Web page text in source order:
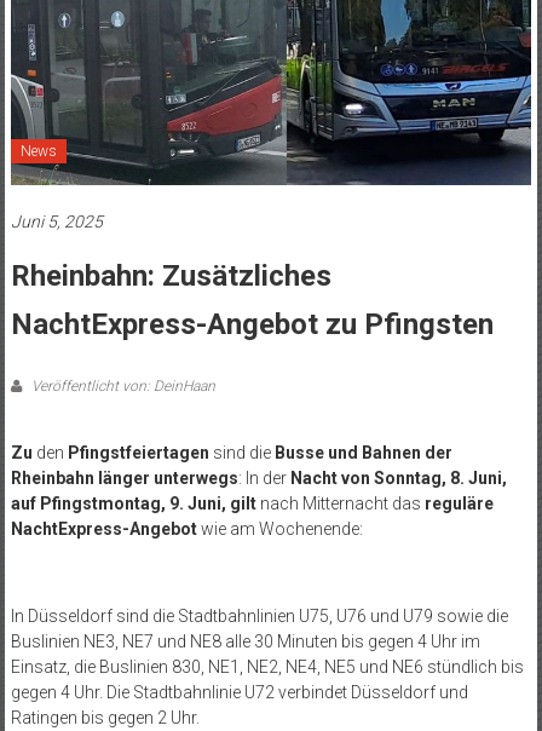
News
Juni 5, 2025
Rheinbahn: Zusätzliches
NachtExpress-Angebot zu Pfingsten
Veröffentlicht von: DeinHaan
Zu den Pfingstfeiertagen sind die Busse und Bahnen der
Rheinbahn länger unterwegs: In der Nacht von Sonntag, 8. Juni,
auf Pfingstmontag, 9. Juni, giltnach Mitternacht das reguläre
NachtExpress-Angebotwie am Wochenende:
In Düsseldorf sind die Stadtbahnlinien U75, U76 und U79 sowie die
Buslinien NE3, NE7 und NE8 alle 30 Minuten bis gegen 4 Uhr im
Einsatz, die Buslinien 830, NE1, NE2, NE4, NE5 und NE6 stündlich bis
gegen 4 Uhr. Die Stadtbahnlinie U72 verbindet Düsseldorf und
Ratingen bis gegen 2 Uhr.